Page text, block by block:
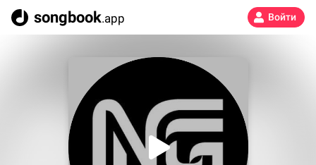
songbook.app Войти